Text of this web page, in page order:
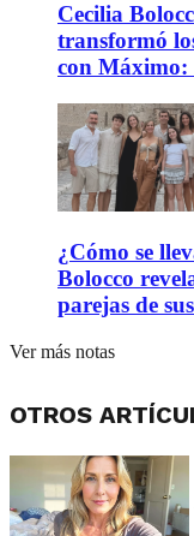
Cecilia
transformó
con
¿Cómo se
Bolocco
parejas de
Ver más notas
OTROS